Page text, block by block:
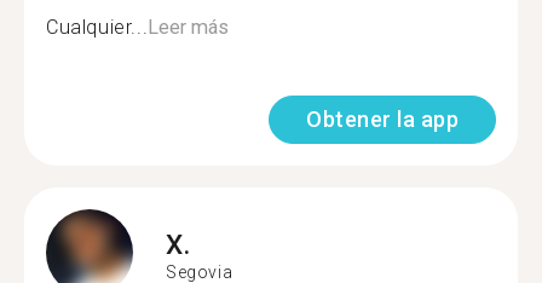
Cualquier...Leer más
Obtener la app
X.
Segovia